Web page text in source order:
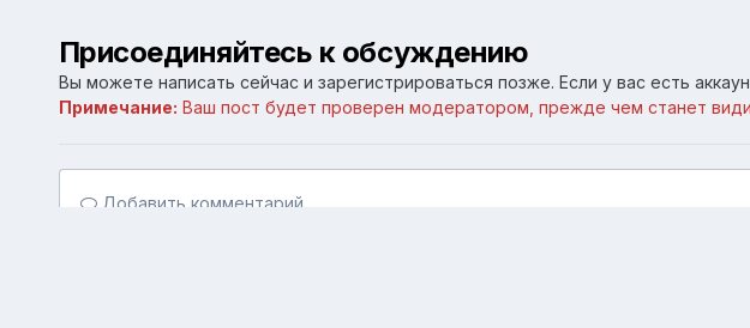
Присоединяйтесь к обсуждению
Вы можете написать сейчас и зарегистрироваться позже. Если у вас есть
Примечание: Ваш пост будет проверен модератором, прежде чем станет
Добавить комментарий...